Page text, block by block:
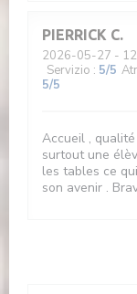
PIERRICK C
2026-05-27 -
Servizio : 5/5
5/5
Accueil ,
surtout une
les tables ce
son avenir .